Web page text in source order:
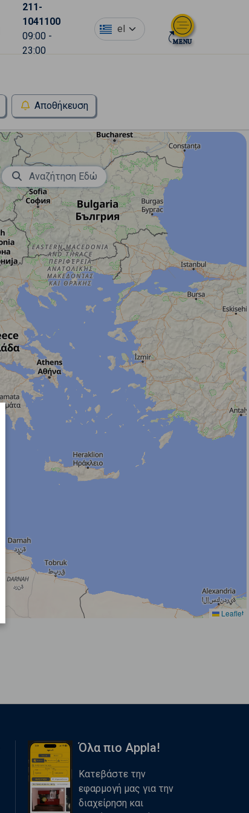
211-
1041100
09:00 -
23:00
el
Αποθήκευση
Leaflet
Αναζήτηση Εδώ
Όλα πιο Appla!
Κατεβάστε την
εφαρμογή μας για την
διαχείρηση και